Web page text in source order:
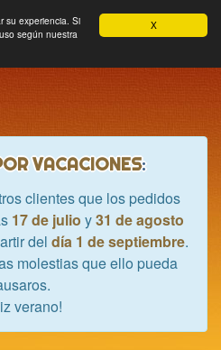
X
su experiencia. Si
según nuestra
Mi cuenta
VACACIONES:
clientes que los pedidos
17 de julio y31 de agosto
del día 1 de septiembre.
molestias que ello pueda
verano!